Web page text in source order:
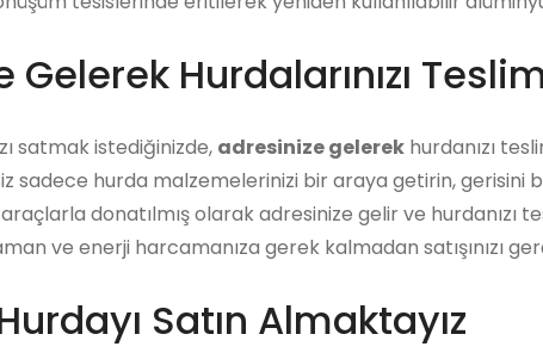
Hurdalarınızı
satmak istediğinizde, adresinize gelerek hurdanızı
sadece hurda malzemelerinizi bir araya getirin, gerisini
donatılmış olarak adresinize gelir ve hurdanızı
ve enerji harcamanıza gerek kalmadan satışınızı
Satın Almaktayız